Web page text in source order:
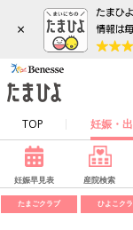
×
TOP 妊娠・
妊娠早見表 産院検索
たまごクラブ ひよこク